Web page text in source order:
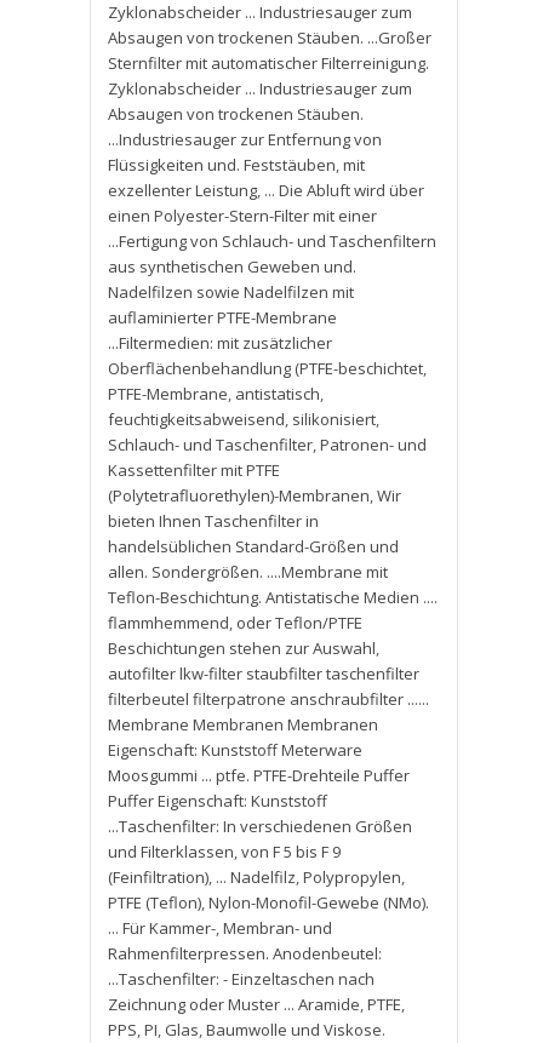
Zyklonabscheider ... Industriesauger zum
Absaugen von trockenen Stäuben. ...Großer
Sternfilter mit automatischer Filterreinigung.
Zyklonabscheider ... Industriesauger zum
Absaugen von trockenen Stäuben.
...Industriesauger zur Entfernung von
Flüssigkeiten und. Feststäuben,mit
exzellenter Leistung, ... Die Abluft wird über
einen Polyester-Stern-Filter mit einer
...Fertigung von Schlauch- und Taschenfiltern
aus synthetischen Geweben und.
Nadelfilzen sowie Nadelfilzen mit
auflaminierter PTFE-Membrane
...Filtermedien: mit zusätzlicher
Oberflächenbehandlung (PTFE-beschichtet,
PTFE-Membrane, antistatisch,
feuchtigkeitsabweisend, silikonisiert,
Schlauch- und Taschenfilter,Patronen- und
Kassettenfilter mit PTFE
(Polytetrafluorethylen)-Membranen,Wir
bieten Ihnen Taschenfilter in
handelsüblichen Standard-Größen und
allen. Sondergrößen. ....Membrane mit
Teflon-Beschichtung. Antistatische Medien ....
flammhemmend, oder Teflon/PTFE
Beschichtungen stehen zur Auswahl,
autofilter lkw-filter staubfilter taschenfilter
filterbeutel filterpatrone anschraubfilter ......
Membrane Membranen Membranen
Eigenschaft: Kunststoff Meterware
Moosgummi ... ptfe. PTFE-Drehteile Puffer
Puffer Eigenschaft: Kunststoff
...Taschenfilter: In verschiedenen Größen
und Filterklassen,von F 5 bis F 9
(Feinfiltration), ... Nadelfilz,Polypropylen,
PTFE (Teflon),Nylon-Monofil-Gewebe (NMo).
... Für Kammer-,Membran- und
Rahmenfilterpressen. Anodenbeutel:
...Taschenfilter: - Einzeltaschen nach
Zeichnung oder Muster ... Aramide,PTFE,
PPS,PI, Glas,Baumwolle und Viskose.